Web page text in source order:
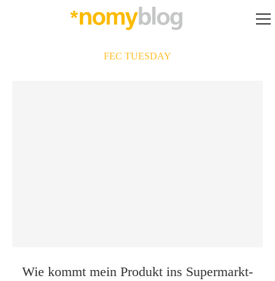
FEC TUESDAY
Wie kommt mein Produkt ins Supermarkt­